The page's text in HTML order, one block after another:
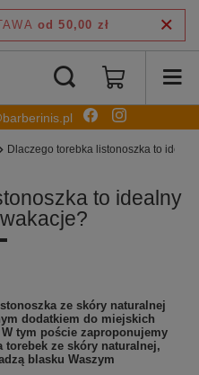
od 50,00 zł
Dlaczego torebka listonoszka to
to idealny
ze skóry naturalnej
dodatkiem do miejskich
tym poście zaproponujemy
torebek ze skóry naturalnej,
blasku Waszym